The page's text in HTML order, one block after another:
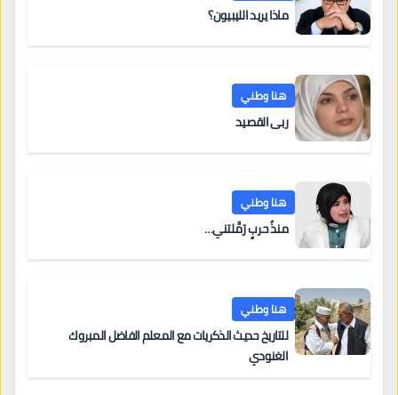
ماذا يريد الليبيون؟
هنا وطني
ربى القصيد
هنا وطني
منذُ حربٍ رَمَّلتني…
هنا وطني
للتاريخ حديث الذكريات مع المعلم الفاضل المبروك
الغنودي